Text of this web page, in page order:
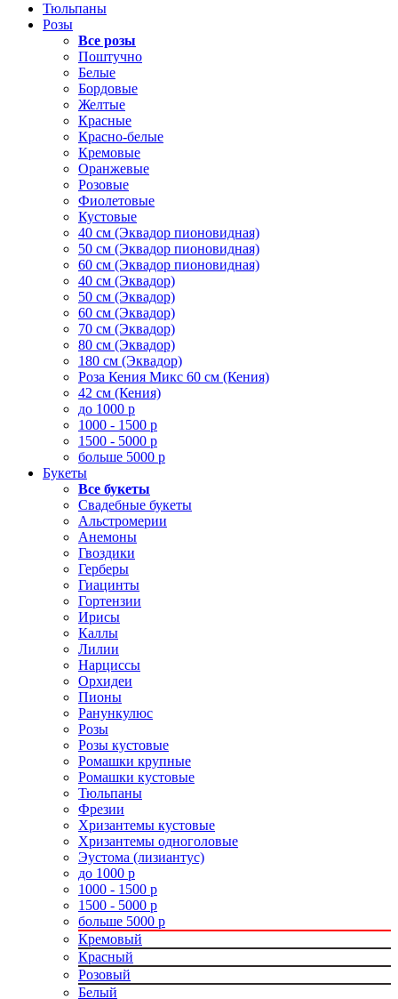
Тюльпаны
Розы
Все розы
Поштучно
Белые
Бордовые
Желтые
Красные
Красно-белые
Кремовые
Оранжевые
Розовые
Фиолетовые
Кустовые
40 см (Эквадор пионовидная)
50 см (Эквадор пионовидная)
60 см (Эквадор пионовидная)
40 см (Эквадор)
50 см (Эквадор)
60 см (Эквадор)
70 см (Эквадор)
80 см (Эквадор)
180 см (Эквадор)
Роза Кения Микс 60 см (Кения)
42 см (Кения)
до 1000 р
1000 - 1500 р
1500 - 5000 р
больше 5000 р
Букеты
Все букеты
Свадебные букеты
Альстромерии
Анемоны
Гвоздики
Герберы
Гиацинты
Гортензии
Ирисы
Каллы
Лилии
Нарциссы
Орхидеи
Пионы
Ранункулюс
Розы
Розы кустовые
Ромашки крупные
Ромашки кустовые
Тюльпаны
Фрезии
Хризантемы кустовые
Хризантемы одноголовые
Эустома (лизиантус)
до 1000 р
1000 - 1500 р
1500 - 5000 р
больше 5000 р
Кремовый
Красный
Розовый
Белый